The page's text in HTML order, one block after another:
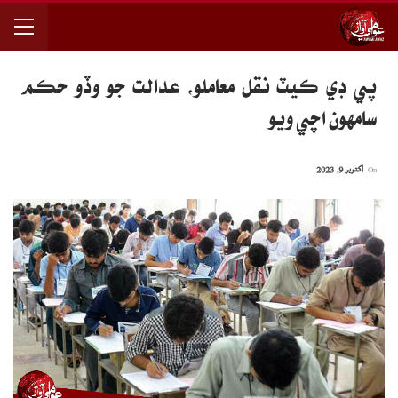
پي ڊي ڪيٽ نقل معاملو، عدالت جو وڏو حڪم
سامهون اچي ويو
اکتوبر 9, 2023